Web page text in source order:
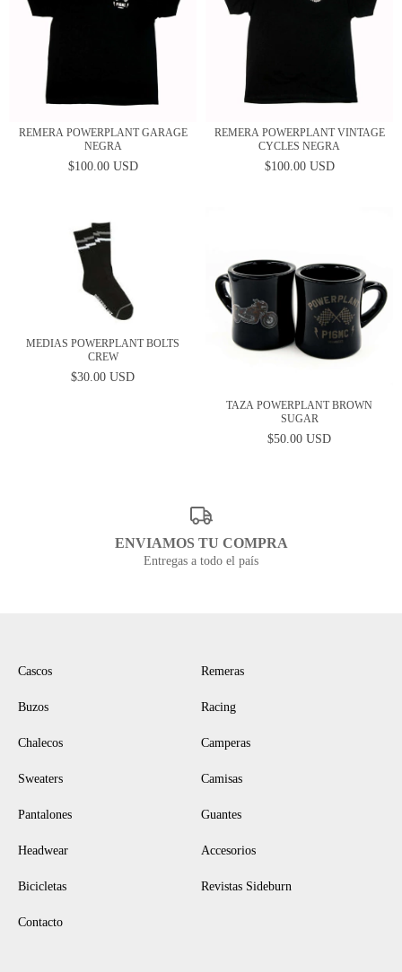
REMERA POWERPLANT GARAGE
NEGRA
$100.00 USD
REMERA POWERPLANT VINTAGE
CYCLES NEGRA
$100.00 USD
MEDIAS POWERPLANT BOLTS
CREW
$30.00 USD
TAZA POWERPLANT BROWN
SUGAR
$50.00 USD
ENVIAMOS TU COMPRA
Entregas a todo el país
Cascos Remeras
Buzos Racing
Chalecos Camperas
Sweaters Camisas
Pantalones Guantes
Headwear Accesorios
Bicicletas Revistas Sideburn
Contacto